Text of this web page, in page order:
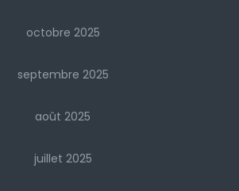
octobre 2025
septembre 2025
août 2025
juillet 2025